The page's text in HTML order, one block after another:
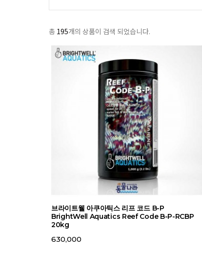
총 195개의 상품이 검색 되었습니다.
브라이트웰 아쿠아틱스 리프 코드 B-P
BrightWell Aquatics Reef Code B-P-RCBP
20kg
630,000